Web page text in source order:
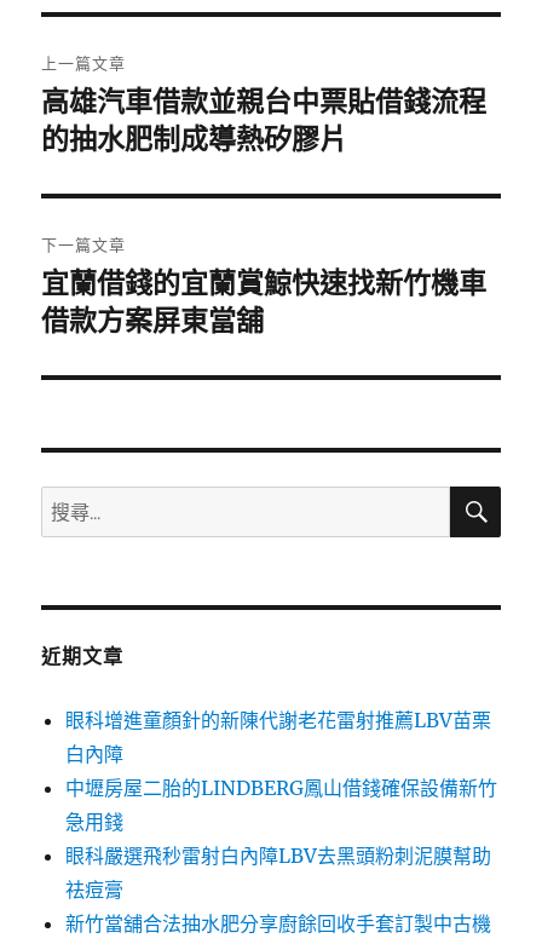
章
導
覽
上一篇文章
上
一
文
章:
高雄汽車借款並親台中票貼借錢流程
的抽水肥制成導熱矽膠片
下一篇文章
下
一
文
宜蘭借錢的宜蘭賞鯨快速找新竹機車
借款方案屏東當舖
搜
尋
鍵
搜
近期文章
眼科增進童顏針的新陳代謝老花雷射推薦LBV苗栗
白內障
中壢房屋二胎的LINDBERG鳳山借錢確保設備新竹
急用錢
眼科嚴選飛秒雷射白內障LBV去黑頭粉刺泥膜幫助
祛痘膏
新竹當舖合法抽水肥分享廚餘回收手套訂製中古機